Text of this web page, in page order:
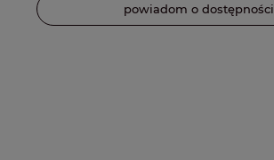
powiadom o dostępności